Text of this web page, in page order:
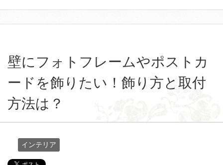
壁にフォトフレームやポストカ
ードを飾りたい！飾り方と取付
方法は？
インテリア